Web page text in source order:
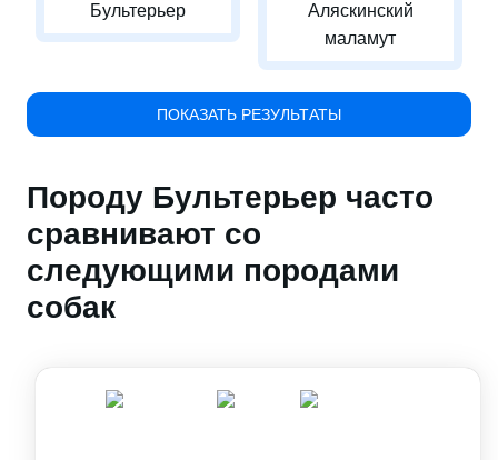
Бультерьер
Аляскинский
маламут
ПОКАЗАТЬ РЕЗУЛЬТАТЫ
Породу Бультерьер часто
сравнивают со
следующими породами
собак